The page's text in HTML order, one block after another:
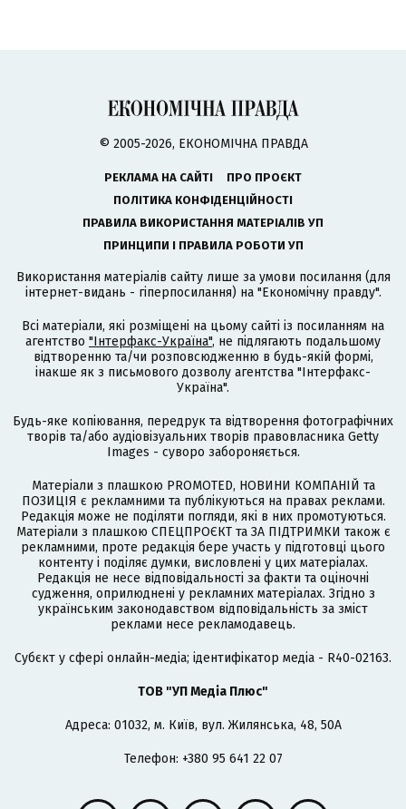
© 2005-2026, ЕКОНОМІЧНА ПРАВДА
РЕКЛАМА НА САЙТІ
ПРО ПРОЄКТ
ПОЛІТИКА КОНФІДЕНЦІЙНОСТІ
ПРАВИЛА ВИКОРИСТАННЯ МАТЕРІАЛІВ УП
ПРИНЦИПИ І ПРАВИЛА РОБОТИ УП
Використання матеріалів сайту лише за умови посилання (для
інтернет-видань - гіперпосилання) на "Економічну правду".
Всі матеріали, які розміщені на цьому сайті із посиланням на
агентство "Інтерфакс-Україна", не підлягають подальшому
відтворенню та/чи розповсюдженню в будь-якій формі,
інакше як з письмового дозволу агентства "Інтерфакс-
Україна".
Будь-яке копіювання, передрук та відтворення фотографічних
творів та/або аудіовізуальних творів правовласника Getty
Images - суворо забороняється.
Матеріали з плашкою PROMOTED, НОВИНИ КОМПАНІЙ та
ПОЗИЦІЯ є рекламними та публікуються на правах реклами.
Редакція може не поділяти погляди, які в них промотуються.
Матеріали з плашкою СПЕЦПРОЄКТ та ЗА ПІДТРИМКИ також є
рекламними, проте редакція бере участь у підготовці цього
контенту і поділяє думки, висловлені у цих матеріалах.
Редакція не несе відповідальності за факти та оціночні
судження, оприлюднені у рекламних матеріалах. Згідно з
українським законодавством відповідальність за зміст
реклами несе рекламодавець.
Cубєкт у сфері онлайн-медіа; ідентифікатор медіа - R40-02163.
ТОВ "УП Медіа Плюс"
Адреса: 01032, м. Київ, вул. Жилянська, 48, 50А
Телефон: +380 95 641 22 07